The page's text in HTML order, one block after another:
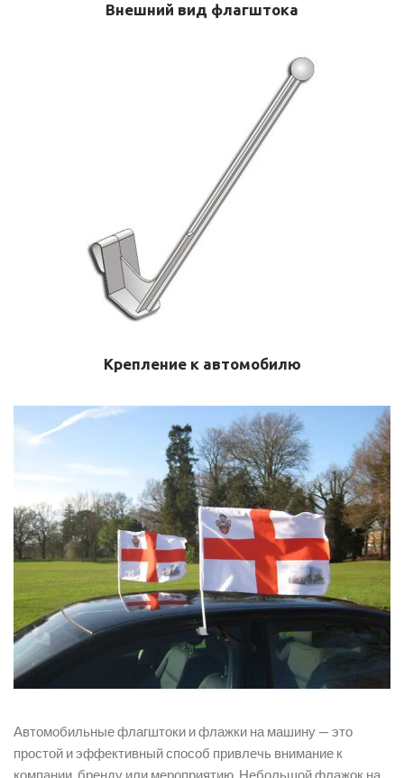
Внешний вид флагштока
Крепление к автомобилю
Автомобильные флагштоки и флажки на машину — это
простой и эффективный способ привлечь внимание к
компании, бренду или мероприятию. Небольшой флажок на